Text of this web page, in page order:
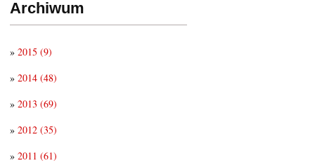
Archiwum
» 2015 (9)
» 2014 (48)
» 2013 (69)
» 2012 (35)
» 2011 (61)